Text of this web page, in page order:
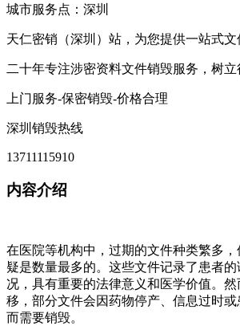
城市服务点：深圳
天仁密销（深圳）站，为您提供一站式
二十年专注涉密资料文件销毁服务，树
上门服务-保密销毁-价格合理
深圳销毁热线
13711115910
内容介绍
在医院等机构中，过期的文件种类繁多
疑是数量最多的。这些文件记录了患者
况，具有重要的法律意义和医学价值。
移，部分文件会因药物停产、信息过时或
而需要销毁。